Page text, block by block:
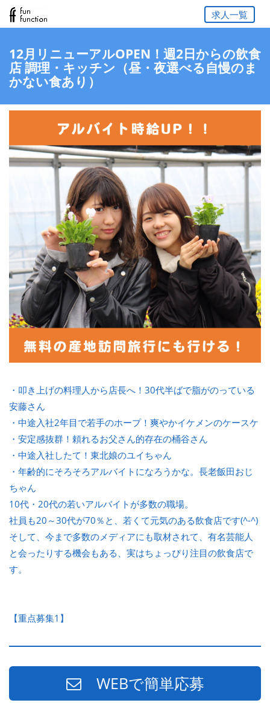
求人一覧
12月リニューアルOPEN！週2日からの飲食
店 調理・キッチン（昼・夜選べる自慢のま
かない食あり）
・叩き上げの料理人から店長へ！30代半ばで脂がのっている
安藤さん
・中途入社2年目で若手のホープ！爽やかイケメンのケースケ
・安定感抜群！頼れるお父さん的存在の桶谷さん
・中途入社したて！東北娘のユイちゃん
・年齢的にそろそろアルバイトになろうかな。長老飯田おじ
ちゃん
10代・20代の若いアルバイトが多数の職場。
社員も20～30代が70％と、若くて元気のある飲食店です(^-^)
そして、今まで多数のメディアにも取材されて、有名芸能人
と会ったりする機会もある、実はちょっぴり注目の飲食店で
す。
【重点募集1】
WEBで簡単応募